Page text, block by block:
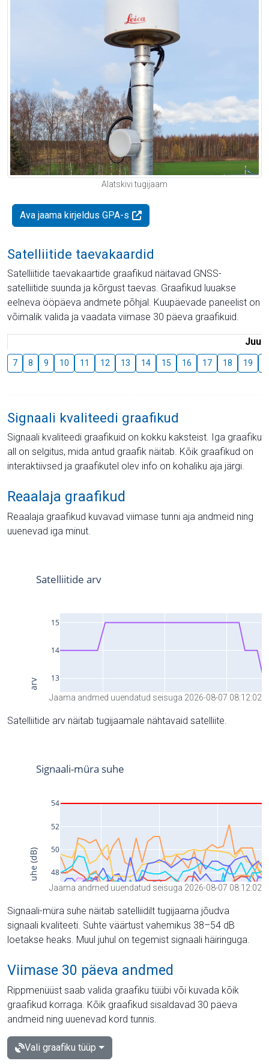
Alatskivi tugijaam
Ava jaama kirjeldus GPA-s
Satelliitide taevakaardid
Satelliitide taevakaartide graafikud näitavad GNSS-
satelliitide suunda ja kõrgust taevas. Graafikud luuakse
eelneva ööpäeva andmete põhjal. Kuupäevade paneelist on
võimalik valida ja vaadata viimase 30 päeva graafikuid.
Juuli
7 8 9 10 11 12 13 14 15 16 17 18 19
Signaali kvaliteedi graafikud
Signaali kvaliteedi graafikuid on kokku kaksteist. Iga graafiku
all on selgitus, mida antud graafik näitab. Kõik graafikud on
interaktiivsed ja graafikutel olev info on kohaliku aja järgi.
Reaalaja graafikud
Reaalaja graafikud kuvavad viimase tunni aja andmeid ning
uuenevad iga minut.
Jaama andmed uuendatud seisuga 2026-08-07 08:12:02
Satelliitide arv näitab tugijaamale nähtavaid satelliite.
Jaama andmed uuendatud seisuga 2026-08-07 08:12:02
Signaali-müra suhe näitab satelliidilt tugijaama jõudva
signaali kvaliteeti. Suhte väärtust vahemikus 38–54 dB
loetakse heaks. Muul juhul on tegemist signaali häiringuga.
Viimase 30 päeva andmed
Rippmenüüst saab valida graafiku tüübi või kuvada kõik
graafikud korraga. Kõik graafikud sisaldavad 30 päeva
andmeid ning uuenevad kord tunnis.
Vali graafiku tüüp